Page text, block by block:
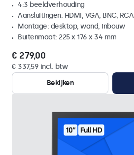
4:3 beeldverhouding
Aansluitingen: HDMI, VGA, BNC, RCA
Montage: desktop, wand, inbouw
Buitenmaat: 225 x 176 x 34 mm
€ 279,00
€ 337,59 incl. btw
Bekijken